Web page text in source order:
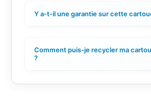
Y a-t-il une garantie sur cette
Comment puis-je recycler ma
?